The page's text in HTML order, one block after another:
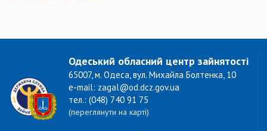
Одеський обласний центр зайнятості
65007, м. Одеса, вул. Михайла Болтенка, 10
e-mail: zagal@od.dcz.gov.ua
тел.: (048) 740 91 75
(переглянути на карті)